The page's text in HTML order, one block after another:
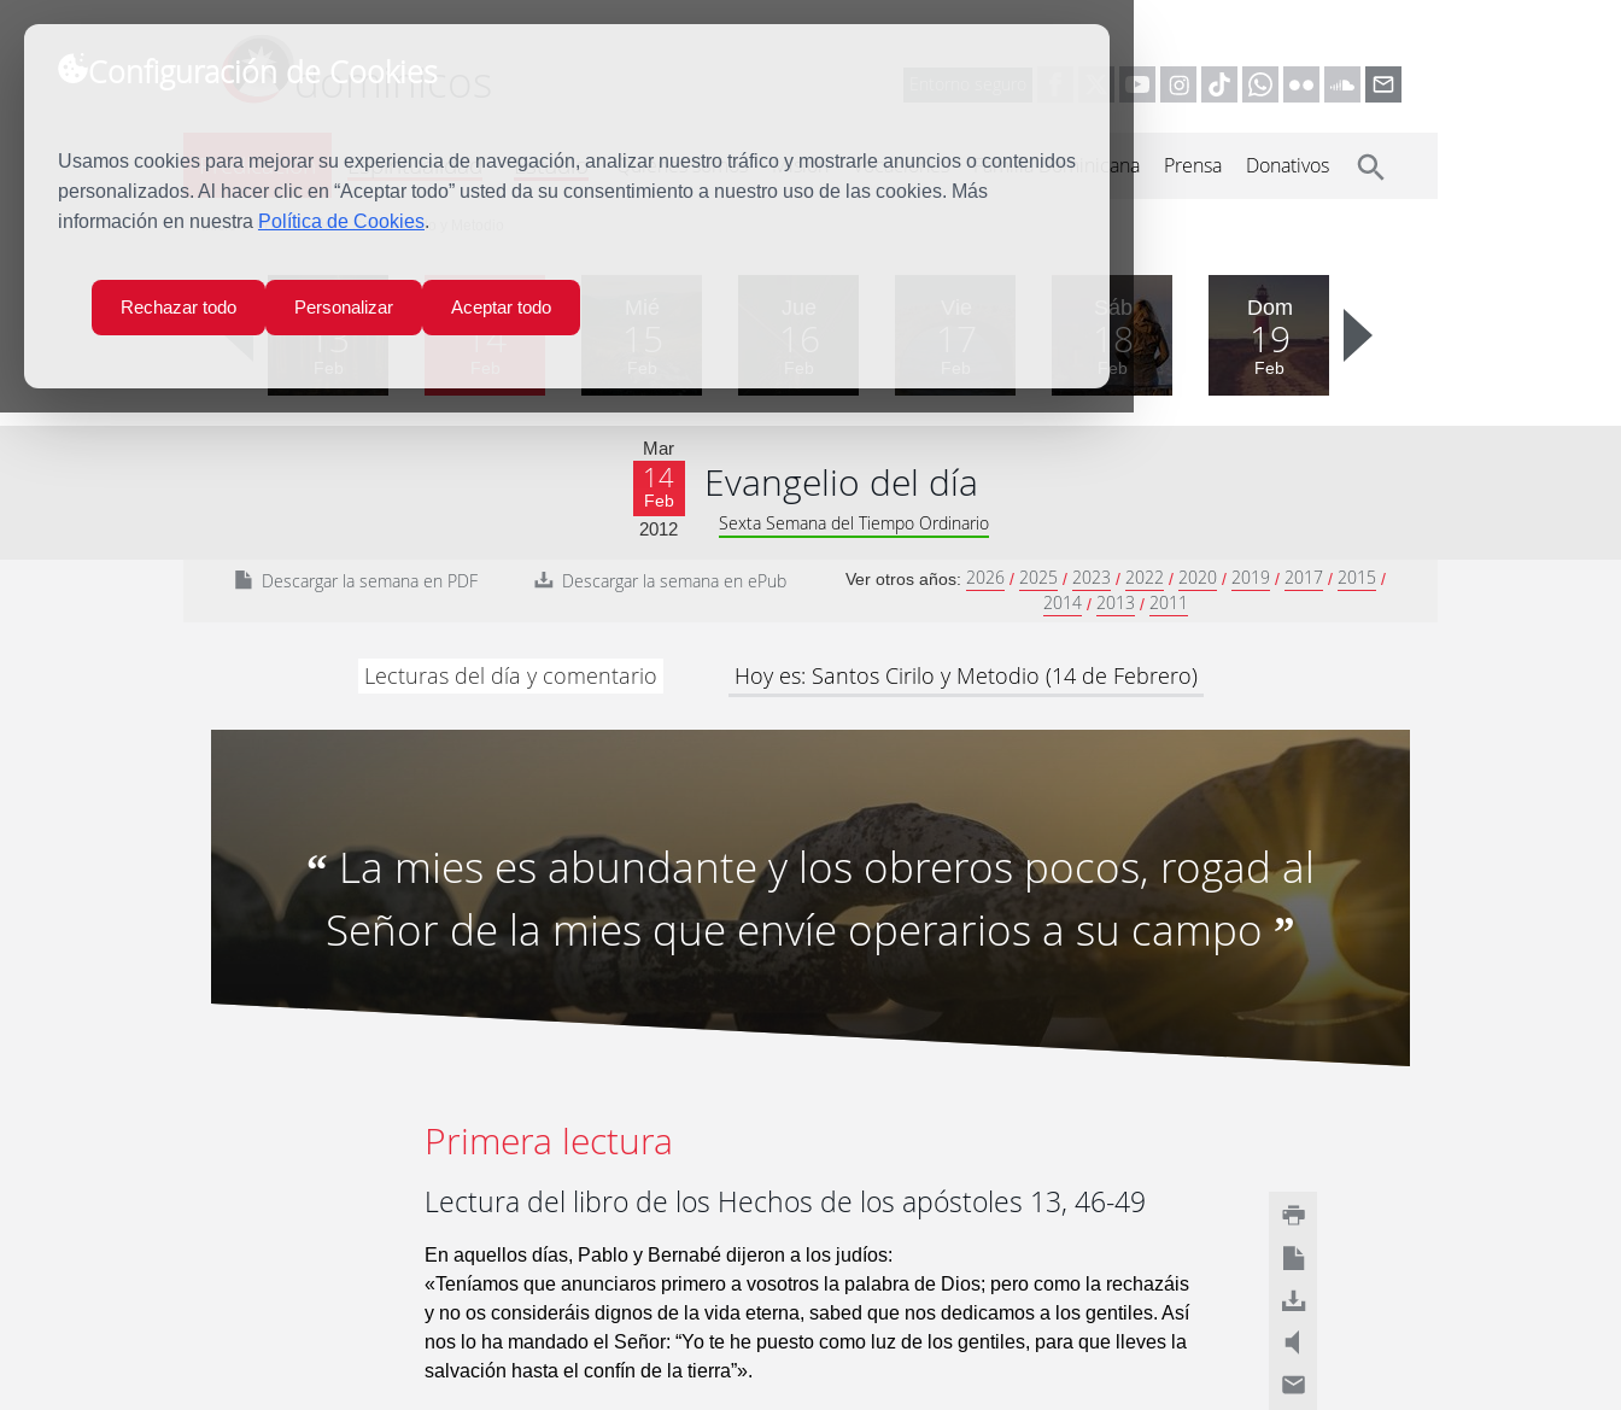
Configuración de Cookies
Usamos cookies para mejorar su experiencia de navegación, analizar nuestro tráfico y mostrarle anuncios o contenidos
personalizados. Al hacer clic en “Aceptar todo” usted da su consentimiento a nuestro uso de las cookies. Más
información en nuestra Política de Cookies.
Rechazar todo Personalizar Aceptar todo
dominicos
Predicación Espiritualidad Estudio Quiénes somos Misión Vocaciones Familia Dominicana Prensa Donativos
Inicio Predicación Santos Cirilo y Metodio
Lun
13
Mar
14
Sáb
18
Feb
Dom
19
Feb
Mar
14
Feb
2012
Evangelio del día
Sexta Semana del Tiempo Ordinario
Descargar la semana en PDF Descargar la semana en ePub Ver otros años: 2026 / 2025 / 2023 / 2022 / 2020 / 2019 / 2017 / 2015 /
2014 / 2013 / 2011
Lecturas del día y comentario Hoy es: Santos Cirilo y Metodio (14 de Febrero)
“La mies es abundante y los obreros pocos, rogad al
Señor de la mies que envíe operarios a su campo ”
Primera lectura
Lectura del libro de los Hechos de los apóstoles 13, 46-49
En aquellos días, Pablo y Bernabé dijeron a los judíos:
«Teníamos que anunciaros primero a vosotros la palabra de Dios; pero como la rechazáis
y no os consideráis dignos de la vida eterna, sabed que nos dedicamos a los gentiles. Así
nos lo ha mandado el Señor: “Yo te he puesto como luz de los gentiles, para que lleves la
salvación hasta el confín de la tierra”».